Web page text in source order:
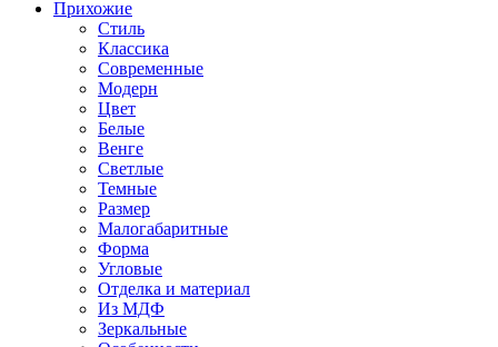
Прихожие
Стиль
Классика
Современные
Модерн
Цвет
Белые
Венге
Светлые
Темные
Размер
Малогабаритные
Форма
Угловые
Отделка и материал
Из МДФ
Зеркальные